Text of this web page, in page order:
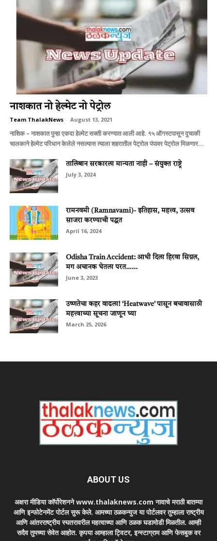
नाशकात नो हेल्मेट नो पेट्रोल
Team ThalakNews - August 13, 2021
नाशिक – नाशकात पुन्हा एकदा हेल्मेट सक्ती करण्यात आली आहे. १५ ऑगस्टपासून दुचाकी
चालकाने हेल्मेट परिधान केलेले नसल्यास त्याला शहरातील पेट्रोल पंपावर पेट्रोल मिळणार...
तालिबान सरकारला मान्यता नाही – संयुक्त राष्ट्रे
July 3, 2024
रामनवमी (Ramnavami)- इतिहास, महत्त्व, उत्सव
साजरा करण्याची पद्धत
April 16, 2024
Odisha Train Accident: आधी दिला हिरवा सिग्नल,
मग अचानक घेतला परत…...
June 3, 2023
उष्णतेचा कहर वाढला! ‘Heatwave’ पासून बचावासाठी
महत्त्वाच्या सूचना जाणून घ्या
March 25, 2026
ABOUT US
अक्षरा मीडिया कॉर्पोरेशनने www.thalaknews.com नावाचे मराठी बातम्या
आणि इन्फोटेनमेंट पोर्टल सुरू केले. आमच्या ठळकन्युज या पोर्टलवर तुम्हाला राष्ट्रीय
आणि आंतरराष्ट्रीय स्घतरावरील महत्वाच्या आणि ठळक घडामोडी मिळतील. आम्ही
सदैव तुमच्या सेवेत आहोत. कृपया आम्हाला ट्विटर, इन्स्टाग्राम आणि फेसबुक वर